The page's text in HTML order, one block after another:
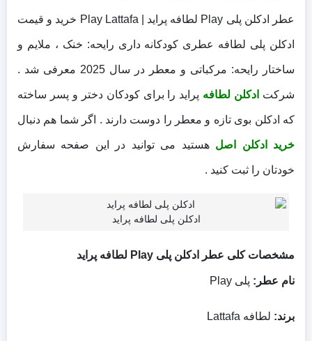
عطر ادکلن پلی Play لطافه پراید | Play Lattafa خرید و قیمت
ادکلن پلی لطافه عطری کودکانه داری رایحه: خنک ، ملایم و
ساختار رایحه: مرکباتی و معطر در سال 2025 معرفی شد .
شرکت ادکلن لطافه پراید را برای کودکان دختر و پسر ساخته
که ادکلن بوی تازه و معطر را دوست دارند . اگر شما هم دنبال
خرید ادکلن اصل هستید می توانید در این صفحه سفارش
خودتان را ثبت کنید .
ادکلن پلی لطافه پراید
مشخصات کلی عطر ادکلن پلی Play لطافه پراید
نام عطر: پلی Play
برند: لطافه Lattafa